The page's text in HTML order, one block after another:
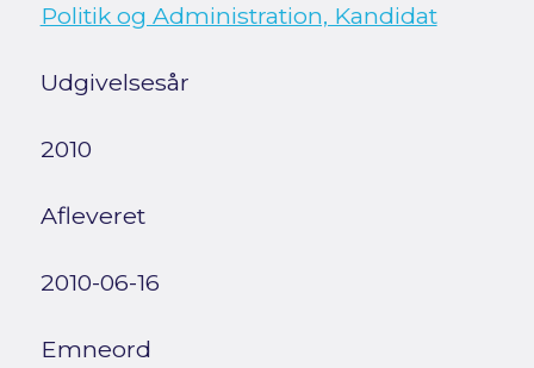
Politik og Administration, Kandidat
Udgivelsesår
2010
Afleveret
2010-06-16
Emneord